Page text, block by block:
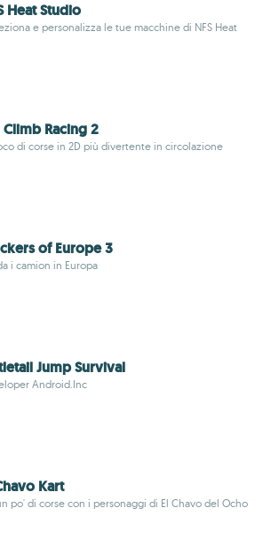
Heat Studio
e personalizza le tue macchine di NFS Heat
Climb Racing 2
di corse in 2D più divertente in circolazione
of Europe 3
i camion in Europa
Jump Survival
Android.Inc
Kart
po' di corse con i personaggi di El Chavo del Ocho